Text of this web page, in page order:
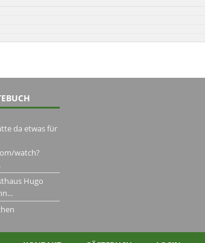
da etwas für
watch?
Hugo